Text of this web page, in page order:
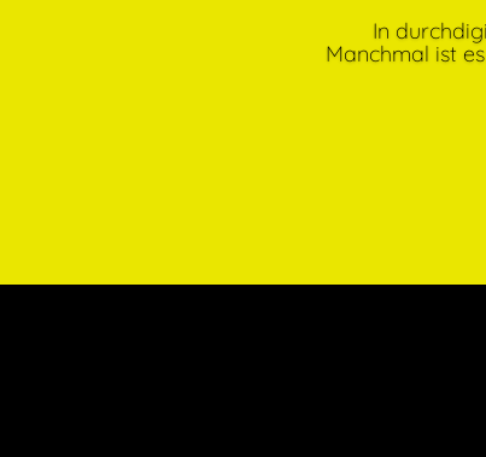
In
Manchmal ist